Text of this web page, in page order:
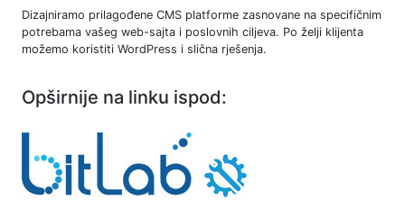
Dizajniramo prilagođene CMS platforme zasnovane na specifičnim
potrebama vašeg web-sajta i poslovnih ciljeva. Po želji klijenta
možemo koristiti WordPress i slična rješenja.
Opširnije na linku ispod: